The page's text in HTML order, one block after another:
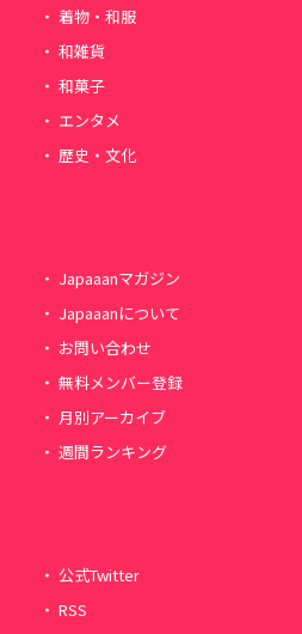
着物・和服
和雑貨
和菓子
エンタメ
歴史・文化
Japaaanマガジン
Japaaanについて
お問い合わせ
無料メンバー登録
月別アーカイブ
週間ランキング
公式Twitter
RSS